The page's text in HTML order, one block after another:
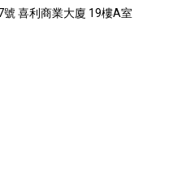
喜利商業大廈 19樓A室